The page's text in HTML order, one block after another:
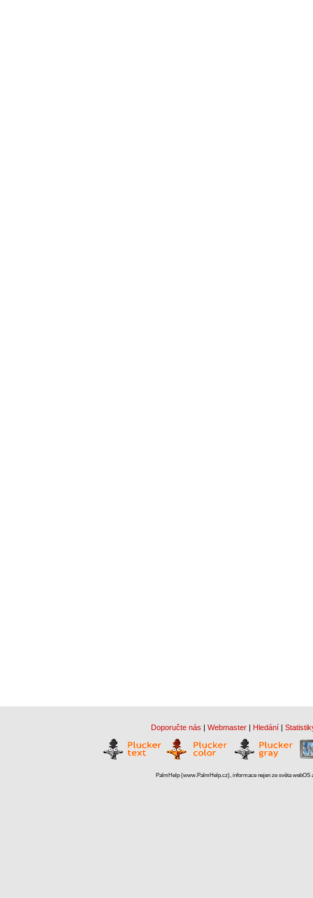
Doporučte nás | Webmaster | Hledání |
PalmHelp (www.PalmHelp.cz), informace nejen ze světa